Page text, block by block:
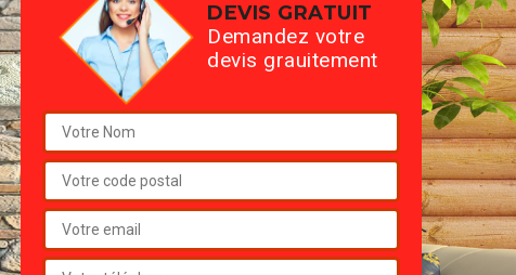
DEVIS GRATUIT
Demandez votre
devis grauitement